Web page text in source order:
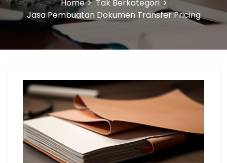
Home
Tak Berkategori
Jasa Pembuatan Dokumen Transfer Pricing